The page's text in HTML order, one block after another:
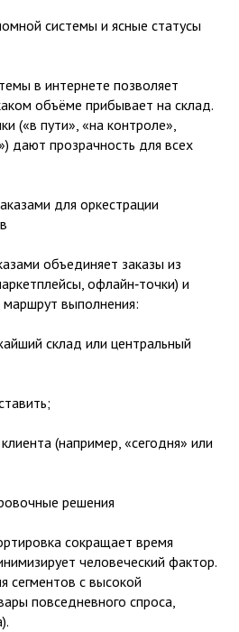
системы и ясные статусы
в интернете позволяет
объёме прибывает на склад.
(«в пути», «на контроле»,
дают прозрачность для всех
для оркестрации
объединяет заказы из
офлайн‑точки) и
выполнения:
склад или центральный
(например, «сегодня» или
решения
сокращает время
человеческий фактор.
сегментов с высокой
повседневного спроса,